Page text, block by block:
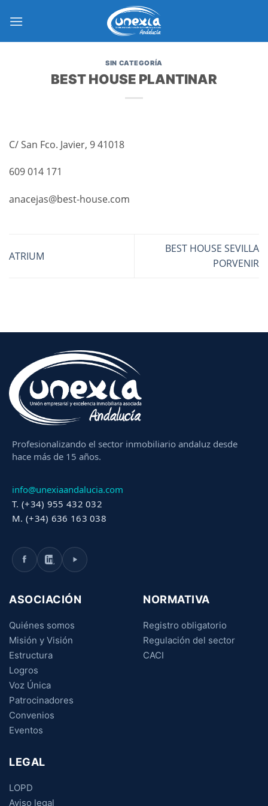
SIN CATEGORÍA
BEST HOUSE PLANTINAR
C/ San Fco. Javier, 9 41018
609 014 171
anacejas@best-house.com
ATRIUM
BEST HOUSE SEVILLA
PORVENIR
Profesionalizando el sector inmobiliario andaluz desde
hace más de 15 años.
info@unexiaandalucia.com
T. (+34) 955 432 032
M. (+34) 636 163 038
ASOCIACIÓN
Quiénes somos
Misión y Visión
Estructura
Logros
Voz Única
Patrocinadores
Convenios
Eventos
NORMATIVA
Registro obligatorio
Regulación del sector
CACI
LEGAL
LOPD
Aviso legal